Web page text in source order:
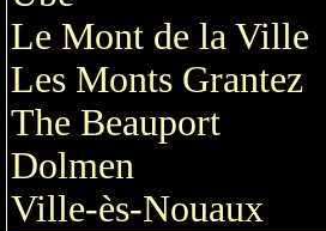
Le Mont de la Ville
Les Monts Grantez
The Beauport
Dolmen
Ville-ès-Nouaux